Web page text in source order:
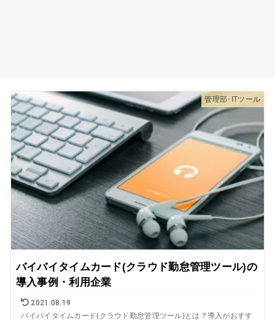
管理部･ITツール
バイバイタイムカード(クラウド勤怠管理ツール)の
導入事例・利用企業
2021.08.19
バイバイタイムカード(クラウド勤怠管理ツール)とは？導入がおすす